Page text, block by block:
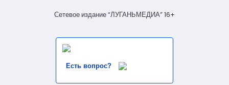
Сетевое издание “ЛУГАНЬМЕДИА” 16+
Есть вопрос?